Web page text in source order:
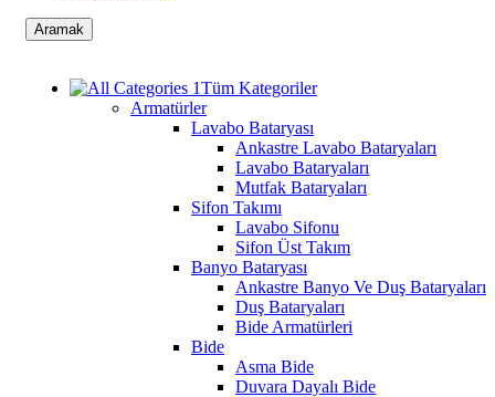
Aramak
Tüm Kategoriler
Armatürler
Lavabo Bataryası
Ankastre Lavabo Bataryaları
Lavabo Bataryaları
Mutfak Bataryaları
Sifon Takımı
Lavabo Sifonu
Sifon Üst Takım
Banyo Bataryası
Ankastre Banyo Ve Duş Bataryaları
Duş Bataryaları
Bide Armatürleri
Bide
Asma Bide
Duvara Dayalı Bide